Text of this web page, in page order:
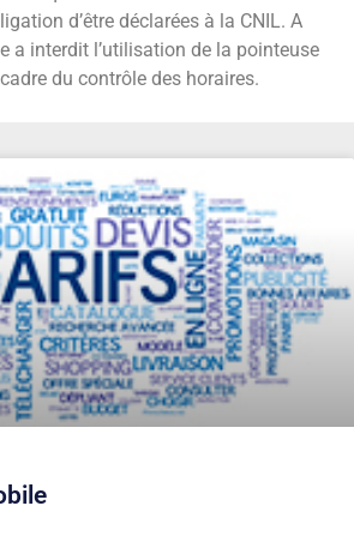
d’être déclarées à la CNIL. A
a interdit l’utilisation de la pointeuse
du contrôle des horaires.